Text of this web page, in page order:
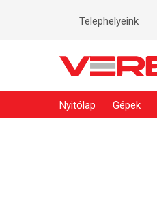
Telephelyeink
Nyitólap Gépek